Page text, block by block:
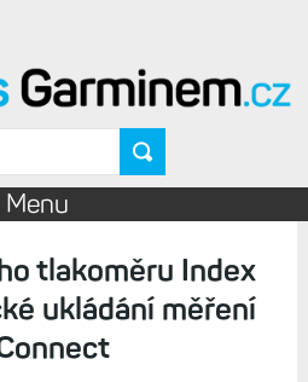
Menu
tlakoměru Index
ukládání měření